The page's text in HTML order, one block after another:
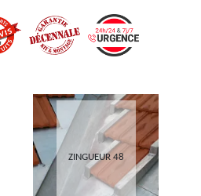
ZINGUEUR 48